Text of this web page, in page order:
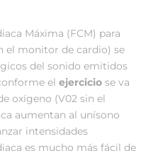
Máxima (FCM) para
el monitor de cardio) se
del sonido emitidos
el ejercicio se va
oxígeno (V02 sin el
aumentan al unísono
intensidades
es mucho más fácil de